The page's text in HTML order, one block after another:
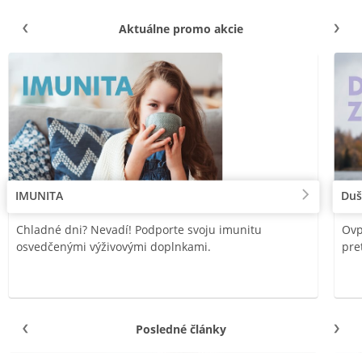
Aktuálne promo akcie
IMUNITA
Chladné dni? Nevadí! Podporte svoju imunitu
osvedčenými výživovými doplnkami.
Posledné články